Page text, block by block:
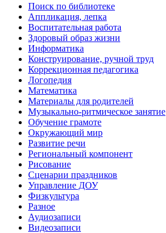
Поиск по библиотеке
Аппликация, лепка
Воспитательная работа
Здоровый образ жизни
Информатика
Конструирование, ручной труд
Коррекционная педагогика
Логопедия
Математика
Материалы для родителей
Музыкально-ритмическое занятие
Обучение грамоте
Окружающий мир
Развитие речи
Региональный компонент
Рисование
Сценарии праздников
Управление ДОУ
Физкультура
Разное
Аудиозаписи
Видеозаписи